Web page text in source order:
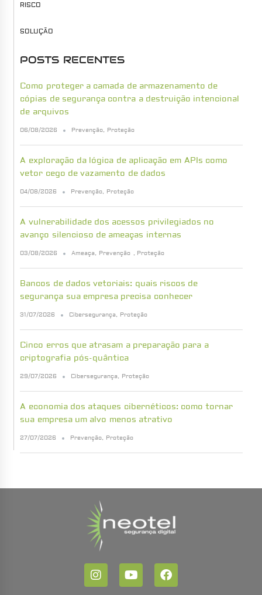
RISCO
SOLUÇÃO
POSTS RECENTES
Como proteger a camada de armazenamento de
cópias de segurança contra a destruição intencional
de arquivos
06/08/2026 Prevenção, Proteção
A exploração da lógica de aplicação em APIs como
vetor cego de vazamento de dados
04/08/2026 Prevenção, Proteção
A vulnerabilidade dos acessos privilegiados no
avanço silencioso de ameaças internas
03/08/2026 Ameaça, Prevenção , Proteção
Bancos de dados vetoriais: quais riscos de
segurança sua empresa precisa conhecer
31/07/2026 Cibersegurança, Proteção
Cinco erros que atrasam a preparação para a
criptografia pós-quântica
29/07/2026 Cibersegurança, Proteção
A economia dos ataques cibernéticos: como tornar
sua empresa um alvo menos atrativo
27/07/2026 Prevenção, Proteção